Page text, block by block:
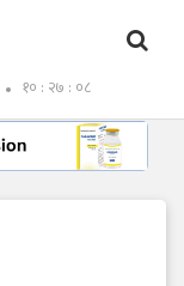
१० : २७ : ०९